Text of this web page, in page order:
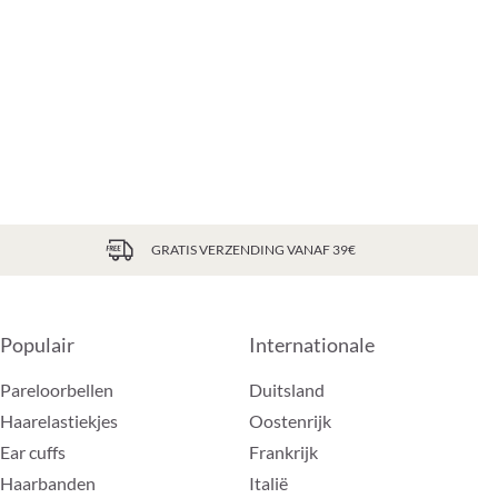
GRATIS VERZENDING VANAF 39€
Populair
Pareloorbellen
Haarelastiekjes
Ear cuffs
Haarbanden
Internationale
Duitsland
Oostenrijk
Frankrijk
Italië